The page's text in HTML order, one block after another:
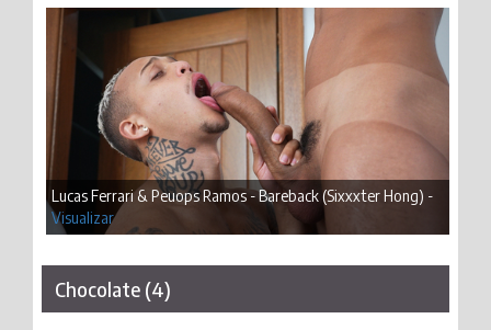
Lucas Ferrari & Peuops Ramos - Bareback (Sixxxter Hong) -
Visualizar
Chocolate (4)